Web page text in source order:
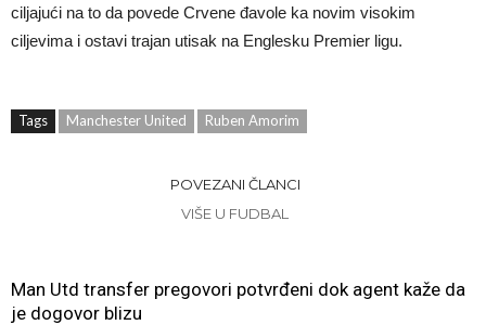
ciljajući na to da povede Crvene đavole ka novim visokim
ciljevima i ostavi trajan utisak na Englesku Premier ligu.
Tags Manchester United Ruben Amorim
POVEZANI ČLANCI
VIŠE U FUDBAL
Man Utd transfer pregovori potvrđeni dok agent kaže da
je dogovor blizu